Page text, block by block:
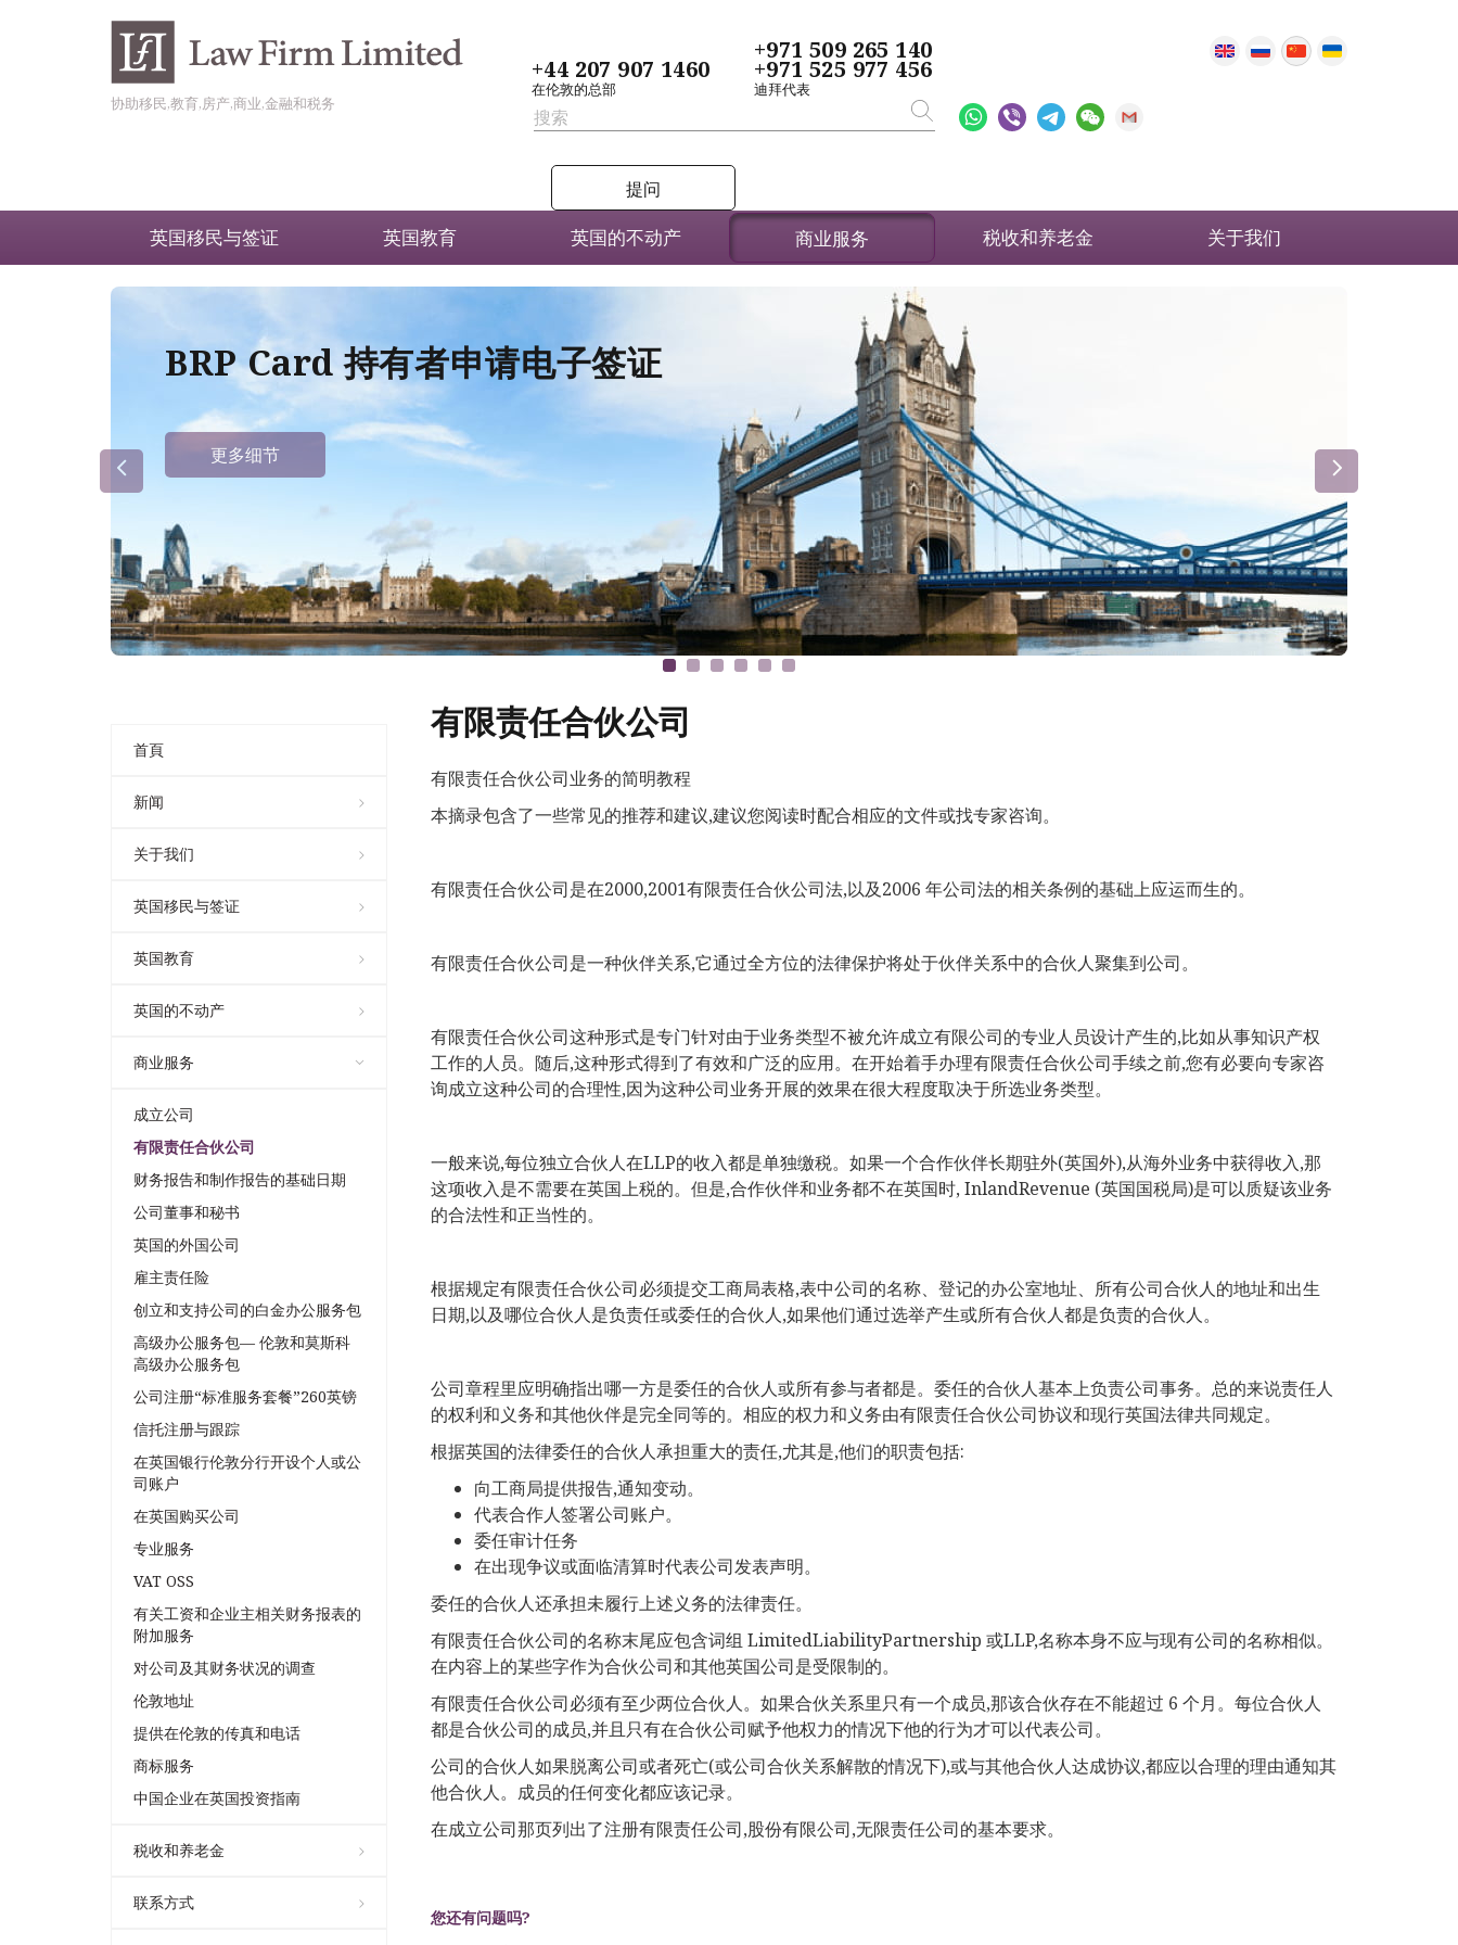
协助移民,教育,房产,商业,金融和税务
+44 207 907 1460
在伦敦的总部
+971 509 265 140
+971 525 977 456
迪拜代表
提问
英国移民与签证 英国教育 英国的不动产 商业服务 税收和养老金 关于我们
BRP Card 持有者申请电子签证
更多细节
首頁
新闻
关于我们
英国移民与签证
英国教育
英国的不动产
商业服务
成立公司
有限责任合伙公司
财务报告和制作报告的基础日期
公司董事和秘书
英国的外国公司
雇主责任险
创立和支持公司的白金办公服务包
高级办公服务包— 伦敦和莫斯科
高级办公服务包
公司注册“标准服务套餐”260英镑
信托注册与跟踪
在英国银行伦敦分行开设个人或公
司账户
在英国购买公司
专业服务
VAT OSS
有关工资和企业主相关财务报表的
附加服务
对公司及其财务状况的调查
伦敦地址
提供在伦敦的传真和电话
商标服务
中国企业在英国投资指南
税收和养老金
联系方式
有限责任合伙公司
有限责任合伙公司业务的简明教程
本摘录包含了一些常见的推荐和建议,建议您阅读时配合相应的文件或找专家咨询。
有限责任合伙公司是在2000,2001有限责任合伙公司法,以及2006 年公司法的相关条例的基础上应运而生的。
有限责任合伙公司是一种伙伴关系,它通过全方位的法律保护将处于伙伴关系中的合伙人聚集到公司。
有限责任合伙公司这种形式是专门针对由于业务类型不被允许成立有限公司的专业人员设计产生的,比如从事知识产权
工作的人员。随后,这种形式得到了有效和广泛的应用。在开始着手办理有限责任合伙公司手续之前,您有必要向专家咨
询成立这种公司的合理性,因为这种公司业务开展的效果在很大程度取决于所选业务类型。
一般来说,每位独立合伙人在LLP的收入都是单独缴税。如果一个合作伙伴长期驻外(英国外),从海外业务中获得收入,那
这项收入是不需要在英国上税的。但是,合作伙伴和业务都不在英国时, InlandRevenue (英国国税局)是可以质疑该业务
的合法性和正当性的。
根据规定有限责任合伙公司必须提交工商局表格,表中公司的名称、登记的办公室地址、所有公司合伙人的地址和出生
日期,以及哪位合伙人是负责任或委任的合伙人,如果他们通过选举产生或所有合伙人都是负责的合伙人。
公司章程里应明确指出哪一方是委任的合伙人或所有参与者都是。委任的合伙人基本上负责公司事务。总的来说责任人
的权利和义务和其他伙伴是完全同等的。相应的权力和义务由有限责任合伙公司协议和现行英国法律共同规定。
根据英国的法律委任的合伙人承担重大的责任,尤其是,他们的职责包括:
向工商局提供报告,通知变动。
代表合作人签署公司账户。
委任审计任务
在出现争议或面临清算时代表公司发表声明。
委任的合伙人还承担未履行上述义务的法律责任。
有限责任合伙公司的名称末尾应包含词组 LimitedLiabilityPartnership 或LLP,名称本身不应与现有公司的名称相似。
在内容上的某些字作为合伙公司和其他英国公司是受限制的。
有限责任合伙公司必须有至少两位合伙人。如果合伙关系里只有一个成员,那该合伙存在不能超过 6 个月。每位合伙人
都是合伙公司的成员,并且只有在合伙公司赋予他权力的情况下他的行为才可以代表公司。
公司的合伙人如果脱离公司或者死亡(或公司合伙关系解散的情况下),或与其他合伙人达成协议,都应以合理的理由通知其
他合伙人。成员的任何变化都应该记录。
在成立公司那页列出了注册有限责任公司,股份有限公司,无限责任公司的基本要求。
您还有问题吗?